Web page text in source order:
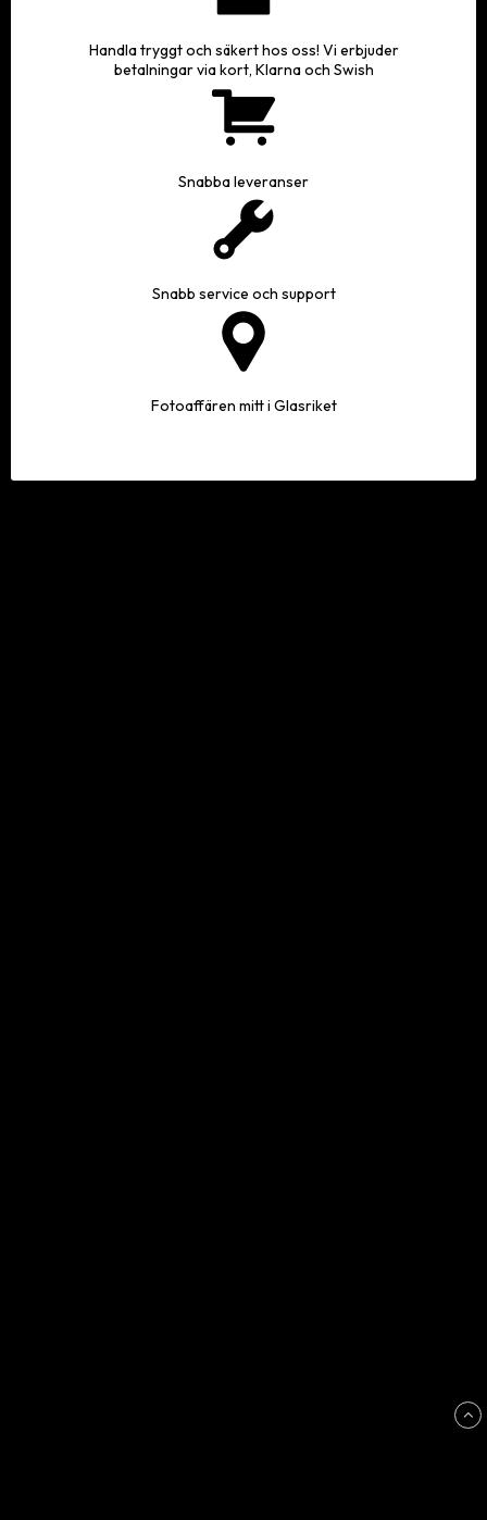
Handla tryggt och säkert hos oss! Vi erbjuder
betalningar via kort, Klarna och Swish
Snabba leveranser
Snabb service och support
Fotoaffären mitt i Glasriket